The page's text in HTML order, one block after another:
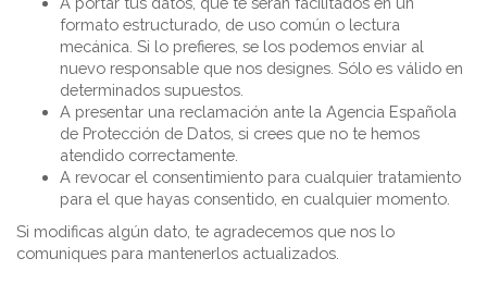
formato estructurado, de uso común o lectura
mecánica. Si lo prefieres, se los podemos enviar al
nuevo responsable que nos designes. Sólo es válido en
determinados supuestos.
A presentar una reclamación ante la Agencia Española
de Protección de Datos, si crees que no te hemos
atendido correctamente.
A revocar el consentimiento para cualquier tratamiento
para el que hayas consentido, en cualquier momento.
Si modificas algún dato, te agradecemos que nos lo
comuniques para mantenerlos actualizados.